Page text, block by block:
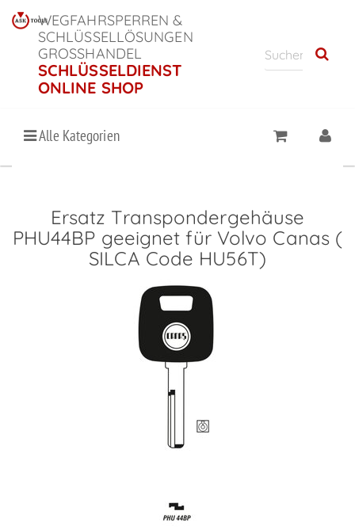
WEGFAHRSPERREN &
SCHLÜSSELLÖSUNGEN
GROSSHANDEL
SCHLÜSSELDIENST
ONLINE SHOP
Alle Kategorien
Ersatz Transpondergehäuse
PHU44BP geeignet für Volvo Canas (
SILCA Code HU56T)